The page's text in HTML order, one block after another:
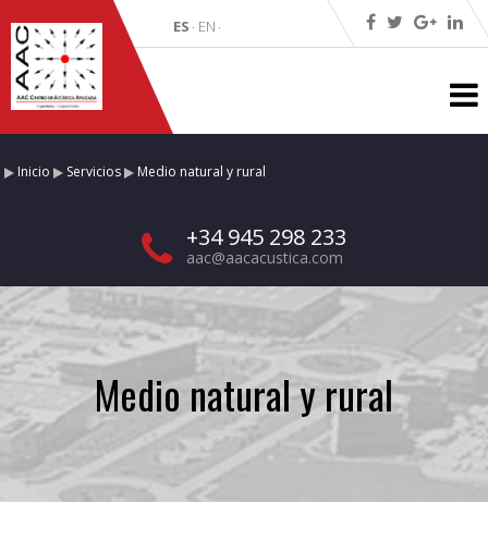
ES · EN ·
Inicio Servicios Medio natural y rural
+34 945 298 233
aac@aacacustica.com
Medio natural y rural